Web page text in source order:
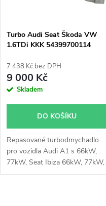
p
r
o
u
k
s
p
r
o
d
u
k
Turbo Audi Seat Škoda VW
1.6TDi KKK 54399700114
54399700136 54399700086
7 438 Kč bez DPH
9 000 Kč
Skladem
DO KOŠÍKU
Repasované turbodmychadlo
pro vozidla Audi A1 s 66kW,
77kW, Seat Ibiza 66kW, 77kW,
Seat Toledo 66kW, 77kW